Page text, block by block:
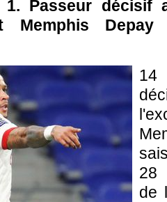
1. Passeur décisif
Memphis
14
28
de